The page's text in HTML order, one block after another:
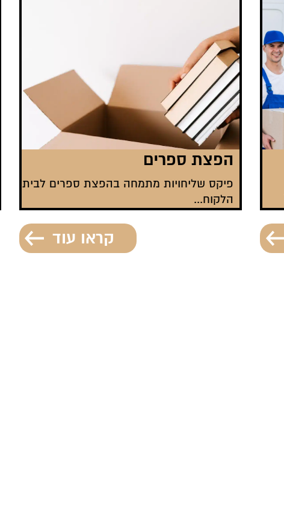
הפצת ספרים
פיקס שליחויות מתמחה בהפצת ספרים לבית
הלקוח...
קראו עוד